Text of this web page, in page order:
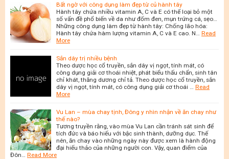
Bất ngờ với công dụng làm đẹp từ củ hành tây
Hành tây chứa nhiều vitamin A, C và E có thể loại bỏ một
số vấn đề phổ biến về da như đốm đen, mụn trứng cá, sẹo…
Những công dụng làm đẹp từ hành tây: Chống lão hóa:
Hành tây chứa hàm lượng vitamin A, C và E cao. N…
Read
More
Sắn dây trị nhiều bệnh
Theo dược học cổ truyền, sắn dây vị ngọt, tính mát, có
công dụng giải cơ thoái nhiệt, phát biểu thấu chẩn, sinh tân
chỉ khát, thăng dương chỉ tả. Theo dược học cổ truyền, sắn
dây vị ngọt, tính mát, có công dụng giải cơ thoái …
Read
More
Vu Lan – mùa chay tịnh, Đông y nhìn nhận về ăn chay như
thế nào?
Tương truyền rằng, vào mùa Vu Lan cần tránh sát sinh để
tích đức và báo hiếu với bậc sinh thành, dưỡng dục. Thế
nên, ăn chay vào những ngày này được xem là hành động
đại hiếu thảo của những người con. Vậy, quan điểm của
Đôn…
Read More